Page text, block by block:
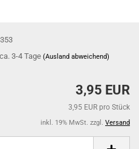
ca. 3-4 Tage(Ausland abweichend)
3,95 EUR
3,95 EUR pro Stück
inkl. 19% MwSt. zzgl. Versand